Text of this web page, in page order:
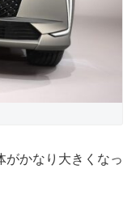
がかなり大きくなっ